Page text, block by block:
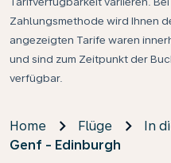
Zahlungsmethode wird Ihnen
angezeigten Tarife waren
und sind zum Zeitpunkt der
verfügbar.
Home Flüge
In
Genf - Edinburgh